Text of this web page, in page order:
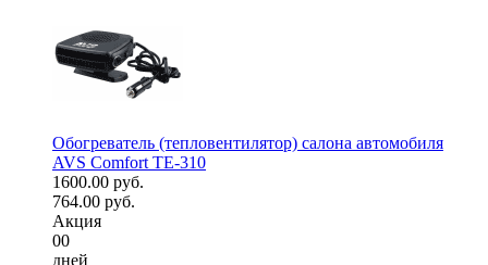
Обогреватель (тепловентилятор) салона автомобиля
AVS Comfort TE-310
1600.00 руб.
764.00 руб.
Акция
00
дней